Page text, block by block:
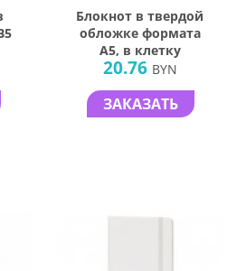
Блокнот в твердой
обложке формата
A5, в клетку
20.76 BYN
ЗАКАЗАТЬ